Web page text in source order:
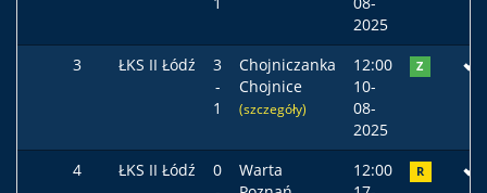
2025
3 ŁKS II Łódź
3
-
1
Chojniczanka
Chojnice
(szczegóły)
12:00
10-
08-
2025
Z
4 ŁKS II Łódź
0
Warta
12:00
R